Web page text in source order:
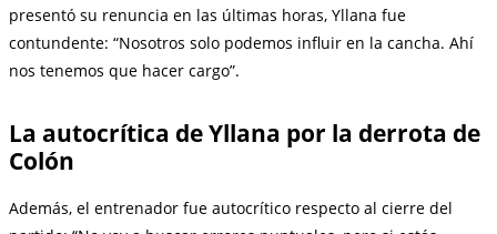
presentó su renuncia en las últimas horas, Yllana fue
contundente: “Nosotros solo podemos influir en la cancha. Ahí
nos tenemos que hacer cargo”.
La autocrítica de Yllana por la derrota de
Colón
Además, el entrenador fue autocrítico respecto al cierre del